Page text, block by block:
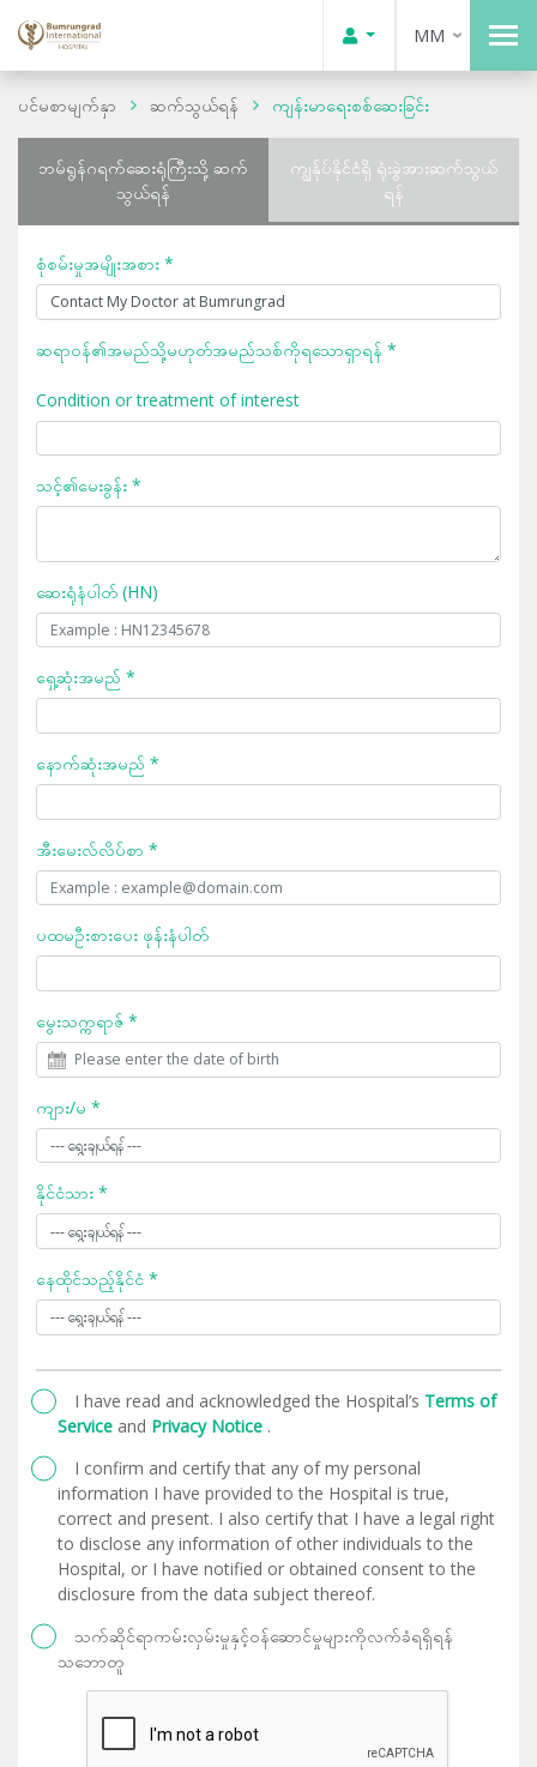
MM
ပင်မစာမျက်နှာ ဆက်သွယ်ရန် ကျန်းမာရေးစစ်ဆေးခြင်း
ဘမ်ရွန်ဂရက်ဆေးရုံကြီးသို့ ဆက်
သွယ်ရန်
ကျွန်ုပ်နိုင်ငံရှိ ရုံးခွဲအားဆက်သွယ်
ရန်
စုံစမ်းမှုအမျိုးအစား *
ဆရာဝန်၏အမည်သို့မဟုတ်အမည်သစ်ကိုရသောရှာရန် *
Condition or treatment of interest
သင့်၏မေးခွန်း *
ဆေးရုံနံပါတ် (HN)
ရှေ့ဆုံးအမည် *
နောက်ဆုံးအမည် *
အီးမေးလ်လိပ်စာ *
ပထမဦးစားပေး ဖုန်းနံပါတ်
မွေးသက္ကရာဇ် *
ကျား/မ *
နိုင်ငံသား *
နေထိုင်သည့်နိုင်ငံ *
I have read and acknowledged the Hospital’s Terms of
Service and Privacy Notice .
I confirm and certify that any of my personal
information I have provided to the Hospital is true,
correct and present. I also certify that I have a legal right
to disclose any information of other individuals to the
Hospital, or I have notified or obtained consent to the
disclosure from the data subject thereof.
သက်ဆိုင်ရာကမ်းလှမ်းမှုနှင့်ဝန်ဆောင်မှုများကိုလက်ခံရရှိရန်
သဘောတူ